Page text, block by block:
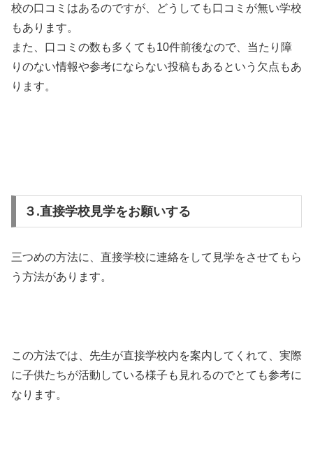
校の口コミはあるのですが、どうしても口コミが無い学校
もあります。
また、口コミの数も多くても10件前後なので、当たり障
りのない情報や参考にならない投稿もあるという欠点もあ
ります。
３.直接学校見学をお願いする
三つめの方法に、直接学校に連絡をして見学をさせてもら
う方法があります。
この方法では、先生が直接学校内を案内してくれて、実際
に子供たちが活動している様子も見れるのでとても参考に
なります。